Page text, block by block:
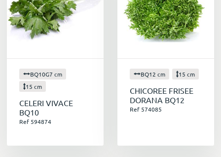
BQ10G7 cm
15 cm
CELERI VIVACE
BQ10
Ref 594874
BQ12 cm 15 cm
CHICOREE FRISEE
DORANA BQ12
Ref 574085